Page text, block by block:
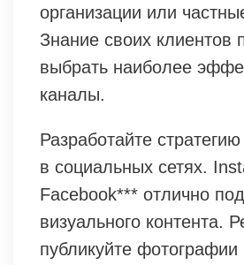
организации или
Знание своих клиентов
выбрать наиболее
каналы.
Разработайте
в социальных сетях.
Facebook*** отлично
визуального контента.
публикуйте